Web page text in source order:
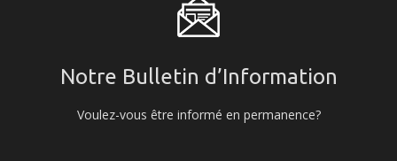
Notre Bulletin d’Information
Voulez-vous être informé en permanence?